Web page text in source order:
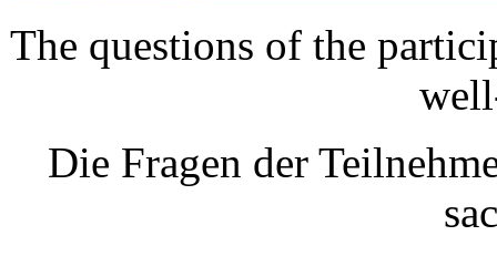
The questions of the
Die Fragen der